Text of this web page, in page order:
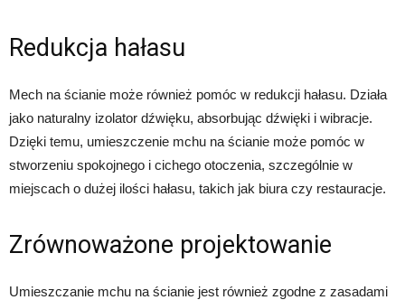
Redukcja hałasu
Mech na ścianie może również pomóc w redukcji hałasu. Działa
jako naturalny izolator dźwięku, absorbując dźwięki i wibracje.
Dzięki temu, umieszczenie mchu na ścianie może pomóc w
stworzeniu spokojnego i cichego otoczenia, szczególnie w
miejscach o dużej ilości hałasu, takich jak biura czy restauracje.
Zrównoważone projektowanie
Umieszczanie mchu na ścianie jest również zgodne z zasadami